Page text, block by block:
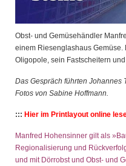
Obst- und Gemüsehändler
einem Riesenglashaus Gemüse.
Oligopole, sein Fastscheitern
Das Gespräch führten Johannes
Fotos von Sabine Hoffmann.
::: Hier im Printlayout online
Manfred Hohensinner gilt als
Regionalisierung und
und mit Dörrobst und Obst- und